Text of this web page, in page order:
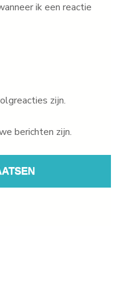
ik een reactie
zijn.
berichten zijn.